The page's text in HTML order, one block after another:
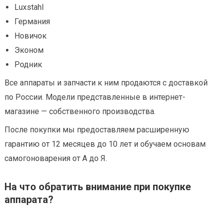
Luxstahl
Германия
Новичок
Эконом
Родник
Все аппараты и запчасти к ним продаются с доставкой
по России. Модели представленные в интернет-
магазине — собственного производства.
После покупки мы предоставляем расширенную
гарантию от 12 месяцев до 10 лет и обучаем основам
самогоноварения от А до Я.
На что обратить внимание при покупке
аппарата?